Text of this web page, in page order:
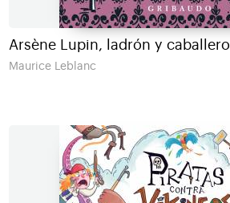
Arsène Lupin, ladrón y caballero
Maurice Leblanc